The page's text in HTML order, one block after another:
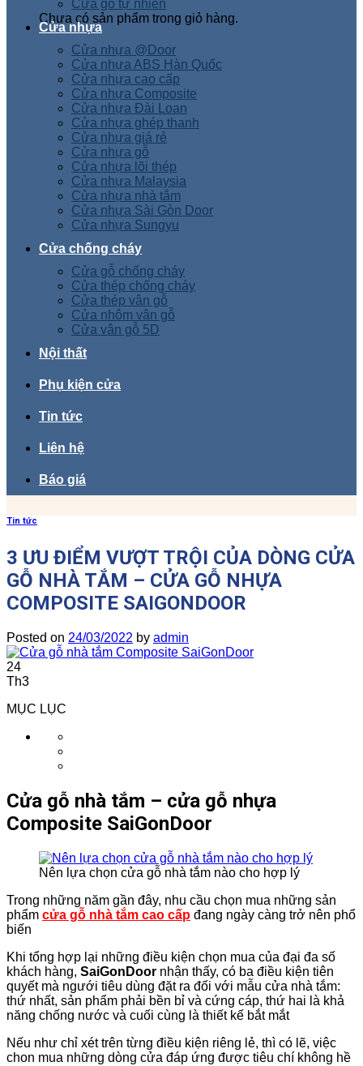
Chưa có sản phẩm trong giỏ hàng.
Cửa gỗ tự nhiên
Cửa nhựa
Cửa nhựa @Door
Cửa nhựa ABS Hàn Quốc
Cửa nhựa cao cấp
Cửa nhựa Composite
Cửa nhựa Đài Loan
Cửa nhựa ghép thanh
Cửa nhựa giá rẻ
Cửa nhựa gỗ
Cửa nhựa lõi thép
Cửa nhựa Malaysia
Cửa nhựa nhà tắm
Cửa nhựa Sài Gòn Door
Cửa nhựa Sungyu
Cửa chống cháy
Cửa gỗ chống cháy
Cửa thép chống cháy
Cửa thép vân gỗ
Cửa nhôm vân gỗ
Cửa vân gỗ 5D
Nội thất
Phụ kiện cửa
Tin tức
Liên hệ
Báo giá
Tin tức
3 ƯU ĐIỂM VƯỢT TRỘI CỦA DÒNG CỬA
GỖ NHÀ TẮM – CỬA GỖ NHỰA
COMPOSITE SAIGONDOOR
Posted on 24/03/2022 by admin
24
Th3
MỤC LỤC
Cửa gỗ nhà tắm – cửa gỗ nhựa
Composite SaiGonDoor
Nên lựa chọn cửa gỗ nhà tắm nào cho hợp lý
Trong những năm gần đây, nhu cầu chọn mua những sản
phẩm cửa gỗ nhà tắm cao cấp đang ngày càng trở nên phổ
biến
Khi tổng hợp lại những điều kiện chọn mua của đại đa số
khách hàng, SaiGonDoor nhận thấy, có ba điều kiện tiên
quyết mà ngưới tiêu dùng đặt ra đối với mẫu cửa nhà tắm:
thứ nhất, sản phẩm phải bền bỉ và cứng cáp, thứ hai là khả
năng chống nước và cuối cùng là thiết kế bắt mắt
Nếu như chỉ xét trên từng điều kiện riêng lẻ, thì có lẽ, việc
chon mua những dòng cửa đáp ứng được tiêu chí không hề